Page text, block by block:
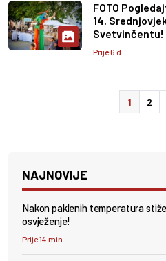
FOTO
14.
Svetvinčentu!
Prije 6 d
1 2
NAJNOVIJE
Nakon paklenih temperatura
osvježenje!
Prije 14 min